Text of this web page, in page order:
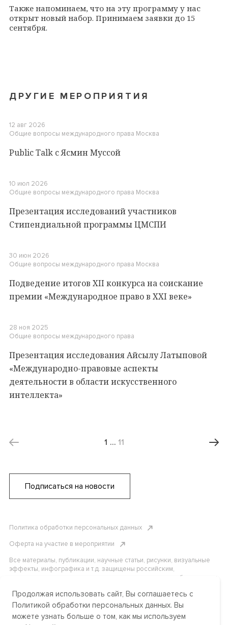
Также напоминаем, что на эту программу у нас
открыт новый набор. Принимаем заявки до 15
сентября.
ДРУГИЕ МЕРОПРИЯТИЯ
12 авг 2026
Общие вопросы международного права Москва
Public Talk c Ясмин Муссой
10 июл 2026
Общие вопросы международного права Москва
Презентация исследований участников
Стипендиальной программы ЦМСПИ
30 июн 2026
Общие вопросы международного права Москва
Подведение итогов XII конкурса на соискание
премии «Международное право в XXI веке»
28 ноя 2025
Общие вопросы международного права
Презентация исследования Айсылу Латыповой
«Международно-правовые аспекты
деятельности в области искусственного
интеллекта»
1 … 11
Подписаться на новости
Политика обработки персональных данных
Оферта на участие в мероприятии
Все материалы, публикации, научные статьи, рисунки, визуальные
эффекты, инфографика и т.д. защищены российским,
американским и международным законодательством об авторском
материалов без письменного разрешения АНО «Центр
международных и сравнительно-правовых исследований» или
аффилированных лиц строго запрещено. Пожалуйста, свяжитесь с
нами, чтобы узнать подробности.
Продолжая использовать сайт, Вы соглашаетесь с
Политикой обработки персональных данных. Вы
можете узнать больше о том, как мы используем